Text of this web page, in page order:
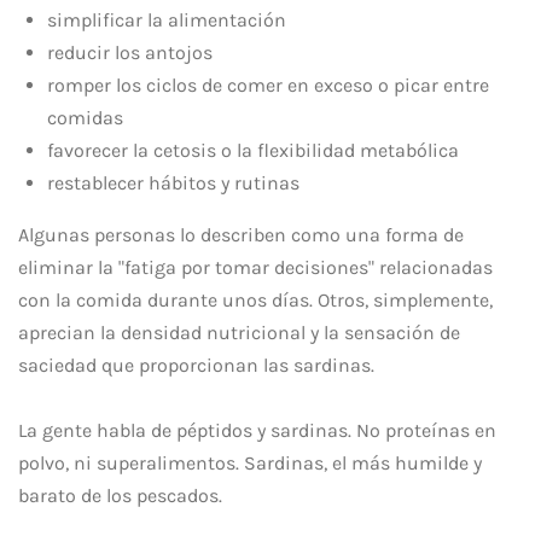
simplificar la alimentación
reducir los antojos
romper los ciclos de comer en exceso o picar entre
comidas
favorecer la cetosis o la flexibilidad metabólica
restablecer hábitos y rutinas
Algunas personas lo describen como una forma de
eliminar la "fatiga por tomar decisiones" relacionadas
con la comida durante unos días. Otros, simplemente,
aprecian la densidad nutricional y la sensación de
saciedad que proporcionan las sardinas.
La gente habla de péptidos y sardinas. No proteínas en
polvo, ni superalimentos. Sardinas, el más humilde y
barato de los pescados.